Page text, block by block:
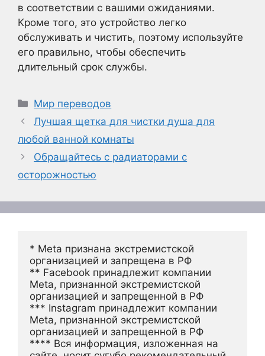
в соответствии с вашими ожиданиями.
Кроме того, это устройство легко
обслуживать и чистить, поэтому используйте
его правильно, чтобы обеспечить
длительный срок службы.
Рубрики
Мир переводов
Лучшая щетка для чистки душа для
любой ванной комнаты
Обращайтесь с радиаторами с
осторожностью
* Meta признана экстремистской
организацией и запрещена в РФ
** Facebook принадлежит компании
Meta, признанной экстремистской
организацией и запрещенной в РФ
*** Instagram принадлежит компании
Meta, признанной экстремистской
организацией и запрещенной в РФ
**** Вся информация, изложенная на